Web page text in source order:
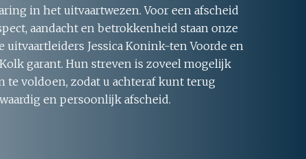
in het uitvaartwezen. Voor een afscheid
aandacht en betrokkenheid staan onze
uitvaartleiders Jessica Konink-ten Voorde en
garant. Hun streven is zoveel mogelijk
te voldoen, zodat u achteraf kunt terug
en persoonlijk afscheid.